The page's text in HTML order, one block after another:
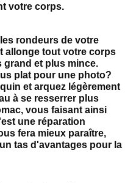
votre corps.
rondeurs de votre
allonge tout votre corps
grand et plus mince.
plat pour une photo?
et arquez légèrement
à se resserrer plus
vous faisant ainsi
une réparation
fera mieux paraître,
tas d'avantages pour la